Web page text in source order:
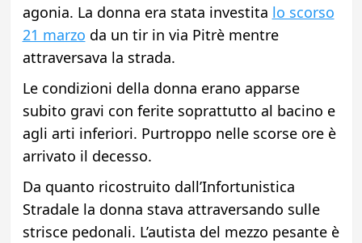
agonia. La donna era stata investita lo scorso
21 marzo da un tir in via Pitrè mentre
attraversava la strada.
Le condizioni della donna erano apparse
subito gravi con ferite soprattutto al bacino e
agli arti inferiori. Purtroppo nelle scorse ore è
arrivato il decesso.
Da quanto ricostruito dall’Infortunistica
Stradale la donna stava attraversando sulle
strisce pedonali. L’autista del mezzo pesante è